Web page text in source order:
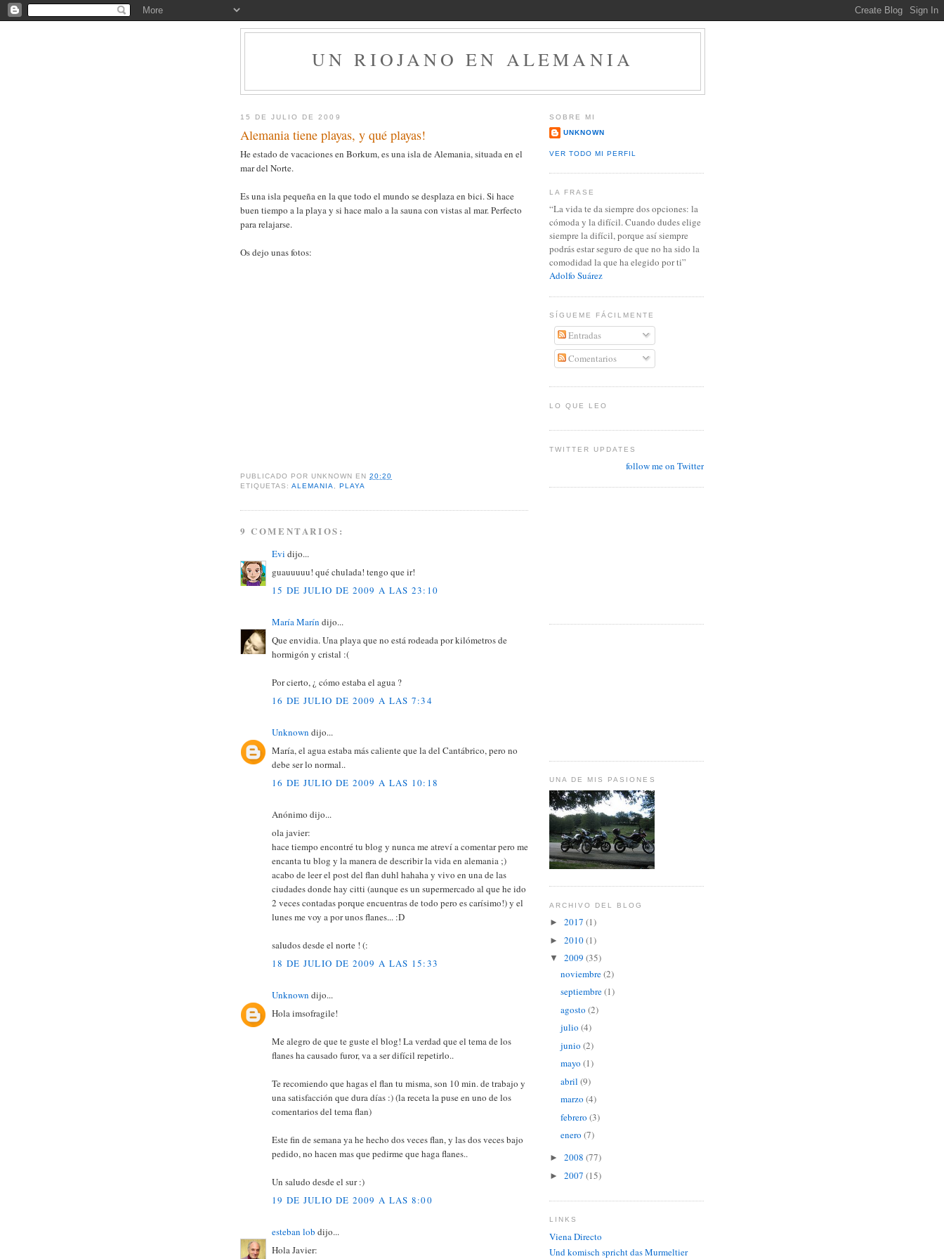
UN RIOJANO EN ALEMANIA
15 DE JULIO DE 2009
Alemania tiene playas, y qué playas!
He estado de vacaciones en Borkum, es una isla de Alemania, situada en el
mar del Norte.
Es una isla pequeña en la que todo el mundo se desplaza en bici. Si hace
buen tiempo a la playa y si hace malo a la sauna con vistas al mar. Perfecto
para relajarse.
Os dejo unas fotos:
PUBLICADO PORUNKNOWN EN20:20
ETIQUETAS:ALEMANIA ,PLAYA
9 COMENTARIOS:
Evi dijo...
guauuuuu! qué chulada! tengo que ir!
15 DE JULIO DE 2009 A LAS 23:10
María Marín dijo...
Que envidia. Una playa que no está rodeada por kilómetros de
hormigón y cristal :(
Por cierto, ¿ cómo estaba el agua ?
16 DE JULIO DE 2009 A LAS 7:34
Unknown dijo...
María, el agua estaba más caliente que la del Cantábrico, pero no
debe ser lo normal..
16 DE JULIO DE 2009 A LAS 10:18
Anónimo dijo...
ola javier:
hace tiempo encontré tu blog y nunca me atreví a comentar pero me
encanta tu blog y la manera de describir la vida en alemania ;)
acabo de leer el post del flan duhl hahaha y vivo en una de las
ciudades donde hay citti (aunque es un supermercado al que he ido
2 veces contadas porque encuentras de todo pero es carísimo!) y el
lunes me voy a por unos flanes... :D
saludos desde el norte ! (:
18 DE JULIO DE 2009 A LAS 15:33
Unknown dijo...
Hola imsofragile!
Me alegro de que te guste el blog! La verdad que el tema de los
flanes ha causado furor, va a ser difícil repetirlo..
Te recomiendo que hagas el flan tu misma, son 10 min. de trabajo y
una satisfacción que dura días :) (la receta la puse en uno de los
comentarios del tema flan)
Este fin de semana ya he hecho dos veces flan, y las dos veces bajo
pedido, no hacen mas que pedirme que haga flanes..
Un saludo desde el sur :)
19 DE JULIO DE 2009 A LAS 8:00
esteban lob dijo...
Hola Javier:
SOBRE MI
UNKNOWN
VER TODO MI PERFIL
LA FRASE
“La vida te da siempre dos opciones: la
cómoda y la difícil. Cuando dudes elige
siempre la difícil, porque así siempre
podrás estar seguro de que no ha sido la
comodidad la que ha elegido por ti”
Adolfo Suárez
SÍGUEME FÁCILMENTE
Entradas
Comentarios
LO QUE LEO
TWITTER UPDATES
follow me on Twitter
UNA DE MIS PASIONES
ARCHIVO DEL BLOG
► 2017 (1)
► 2010(1)
▼ 2009 (35)
noviembre(2)
septiembre(1)
agosto (2)
julio (4)
junio (2)
mayo (1)
abril (9)
marzo (4)
febrero (3)
enero (7)
► 2008 (77)
► 2007 (15)
LINKS
Viena Directo
Und komisch spricht das Murmeltier